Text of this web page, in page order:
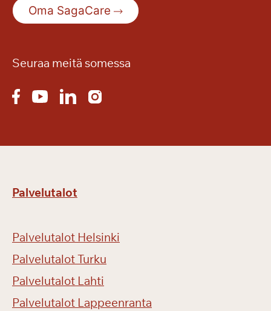
Oma SagaCare
Seuraa meitä somessa
Palvelutalot
Palvelutalot Helsinki
Palvelutalot Turku
Palvelutalot Lahti
Palvelutalot Lappeenranta